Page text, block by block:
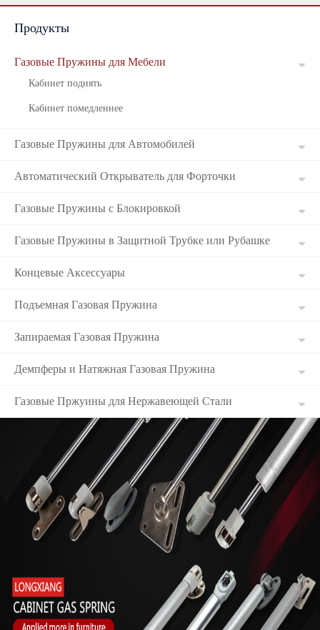
Russian
Продукты
Газовые Пружины для Мебели
Кабинет поднять
Кабинет помедленнее
Газовые Пружины для Автомобилей
Автоматический Открыватель для Форточки
Газовые Пружины с Блокировкой
Газовые Пружины в Защитной Трубке или Рубашке
Концевые Аксессуары
Подъемная Газовая Пружина
Запираемая Газовая Пружина
Демпферы и Натяжная Газовая Пружина
Газовые Пржуины для Нержавеющей Стали